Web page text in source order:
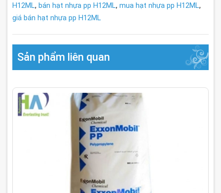
H12ML, bán hạt nhựa pp H12ML, mua hạt nhựa pp H12ML,
giá bán hạt nhựa pp H12ML
Sản phẩm liên quan